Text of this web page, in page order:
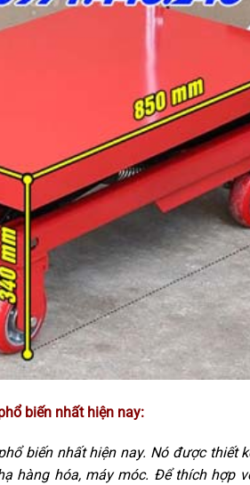
biến nhất hiện nay:
biến nhất hiện nay. Nó được thiết
hàng hóa, máy móc. Để thích hợp